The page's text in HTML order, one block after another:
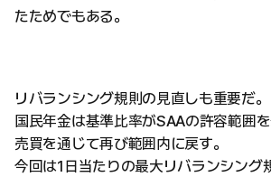
たためでもある。
リバランシング規則の見直しも重要だ。
国民年金は基準比率がSAAの許容範囲を
売買を通じて再び範囲内に戻す。
今回は1日当たりの最大リバランシング